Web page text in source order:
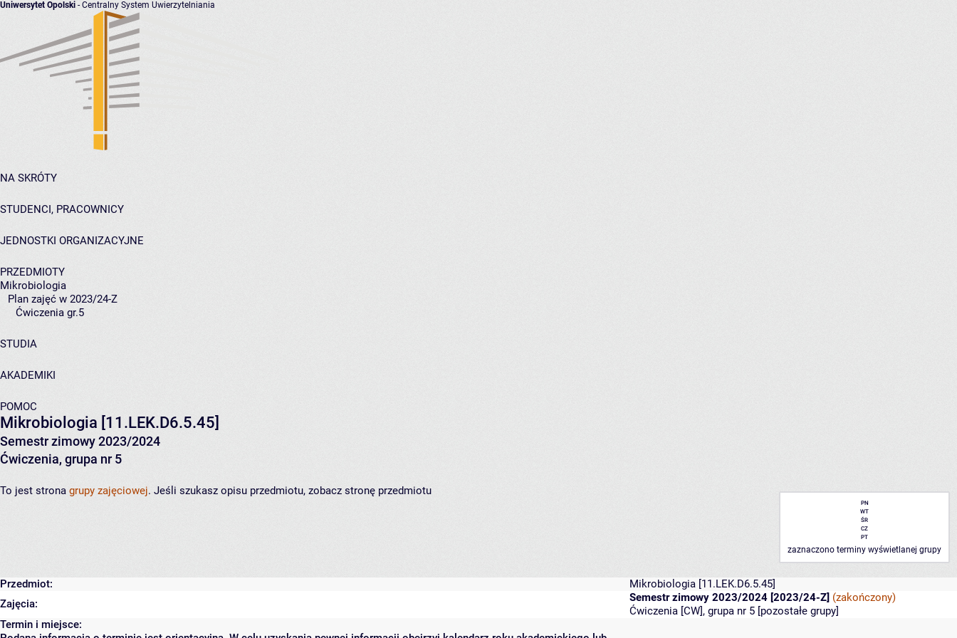
Uniwersytet Opolski - Centralny System Uwierzytelniania
NA SKRÓTY
STUDENCI, PRACOWNICY
JEDNOSTKI ORGANIZACYJNE
PRZEDMIOTY
Mikrobiologia
Plan zajęć w 2023/24-Z
Ćwiczenia gr.5
STUDIA
AKADEMIKI
POMOC
Mikrobiologia [11.LEK.D6.5.45]
Semestr zimowy 2023/2024
Ćwiczenia, grupa nr 5
PN
WT
ŚR
CZ
PT
zaznaczono terminy wyświetlanej grupy
To jest strona grupy zajęciowej. Jeśli szukasz opisu przedmiotu, zobacz stronę przedmiotu
Przedmiot: Mikrobiologia [11.LEK.D6.5.45]
Zajęcia:
Semestr zimowy 2023/2024 [2023/24-Z] (zakończony)
Ćwiczenia [CW], grupa nr 5 [pozostałe grupy]
Termin i miejsce: